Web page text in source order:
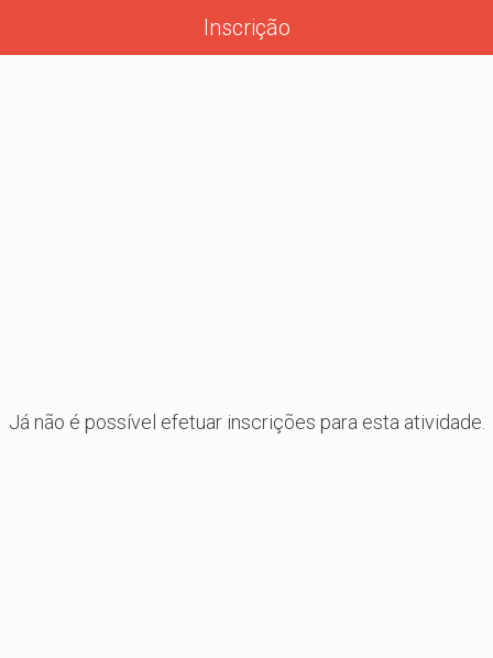
Inscrição
Já não é possível efetuar inscrições para esta atividade.